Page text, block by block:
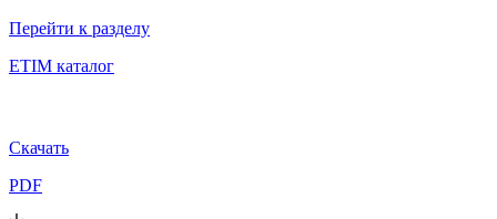
Перейти к разделу
ETIM каталог
Скачать
PDF